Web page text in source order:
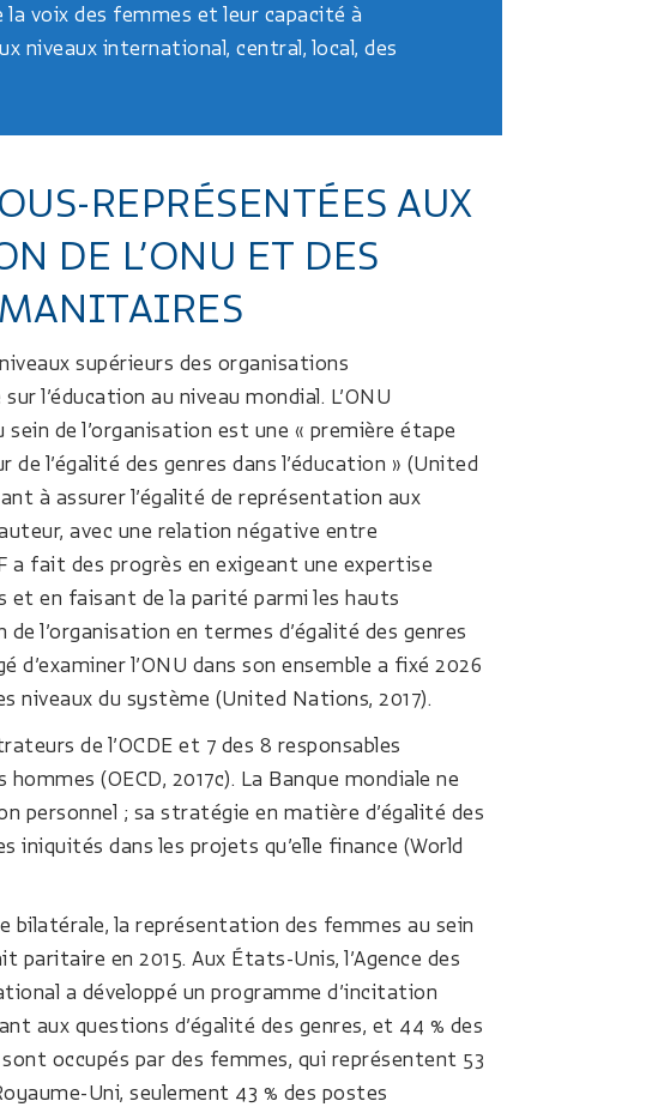
voix des femmes et leur capacité à
niveaux international, central, local, des
REPRÉSENTÉES AUX
DE L’ONU ET DES
supérieurs des organisations
l’éducation au niveau mondial. L’ONU
de l’organisation est une « première étape
l’égalité des genres dans l’éducation » (United
à assurer l’égalité de représentation aux
avec une relation négative entre
a fait des progrès en exigeant une expertise
et en faisant de la parité parmi les hauts
l’organisation en termes d’égalité des genres
d’examiner l’ONU dans son ensemble a fixé 2026
niveaux du système (United Nations, 2017).
de l’OCDE et 7 des 8 responsables
(OECD, 2017c). La Banque mondiale ne
personnel ; sa stratégie en matière d’égalité des
iniquités dans les projets qu’elle finance (World
bilatérale, la représentation des femmes au sein
en 2015. Aux États-Unis, l’Agence des
a développé un programme d’incitation
aux questions d’égalité des genres, et 44 % des
occupés par des femmes, qui représentent 53
Uni, seulement 43 % des postes